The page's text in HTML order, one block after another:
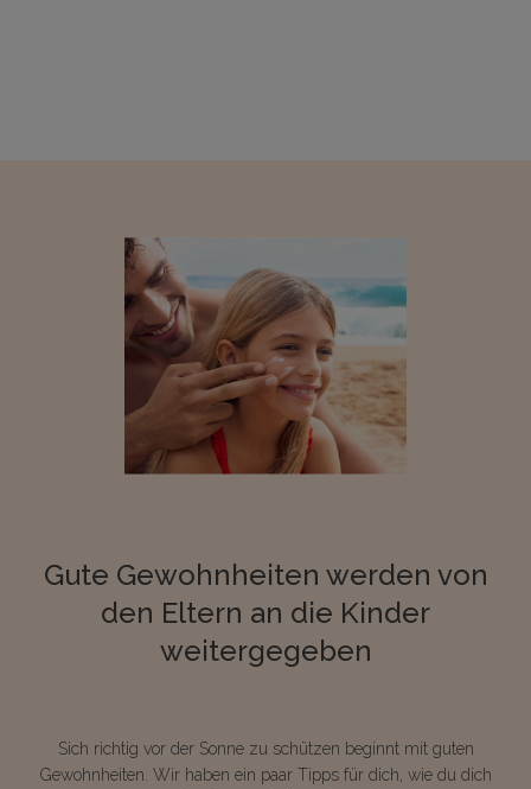
Gute Gewohnheiten werden von
den Eltern an die Kinder
weitergegeben
Sich richtig vor der Sonne zu schützen beginnt mit guten
Gewohnheiten. Wir haben ein paar Tipps für dich, wie du dich